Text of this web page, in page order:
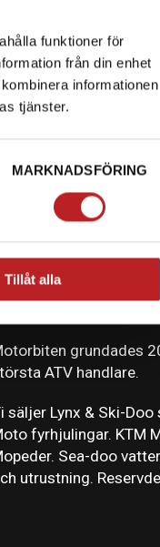
funktioner för
från din enhet
informationen
tjänster.
MARKNADSFÖRING
Tillåt alla
grundades
ATV handlare.
säljer Lynx & Ski-
fyrhjulingar. KTM
Sea-doo
utrustning.